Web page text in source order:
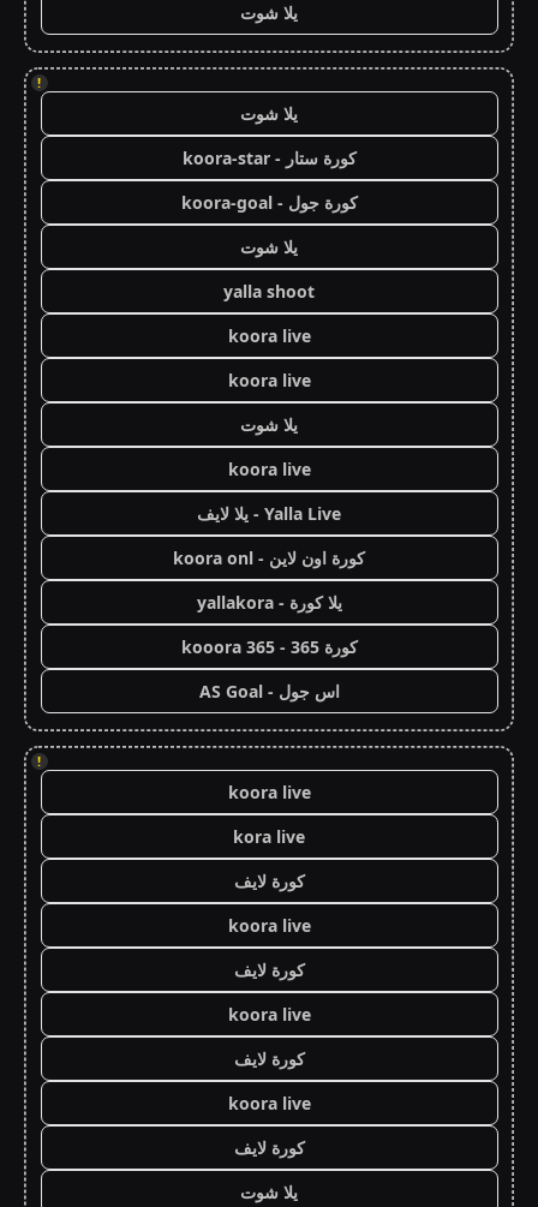
يلا شوت
!
يلا شوت
كورة ستار - koora-star
كورة جول - koora-goal
يلا شوت
yalla shoot
koora live
koora live
يلا شوت
koora live
Yalla Live - يلا لايف
كورة اون لاين - koora onl
يلا كورة - yallakora
كورة 365 - kooora 365
اس جول - AS Goal
!
koora live
kora live
كورة لايف
koora live
كورة لايف
koora live
كورة لايف
koora live
كورة لايف
يلا شوت